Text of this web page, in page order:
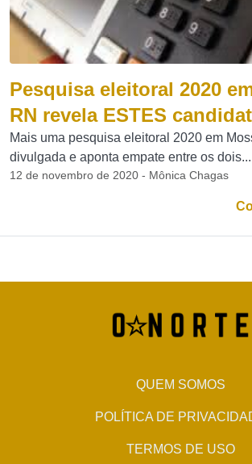
Pesquisa eleitoral 2020
RN revela ESTES
Mais uma pesquisa eleitoral 2020 em
divulgada e aponta empate entre os dois...
12 de novembro de 2020 - Mônica Chagas
QUEM SOMOS
POLÍTICA DE
TERMOS DE USO